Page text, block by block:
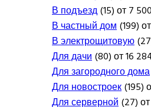
В подъезд(15) от 7
В частный дом(199)
В электрощитовую
Для дачи(80) от 16
Для загородного дома
Для новостроек(195)
Для серверной(27)